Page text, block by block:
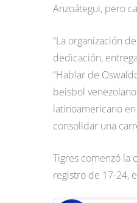
Anzoátegui, pero
“La organización
dedicación,
“Hablar de
beisbol
latinoamericano
consolidar una
Tigres comenzó la
registro de 17-24,